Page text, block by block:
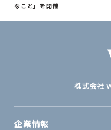
なこと」を開催
株式会社
企業情報